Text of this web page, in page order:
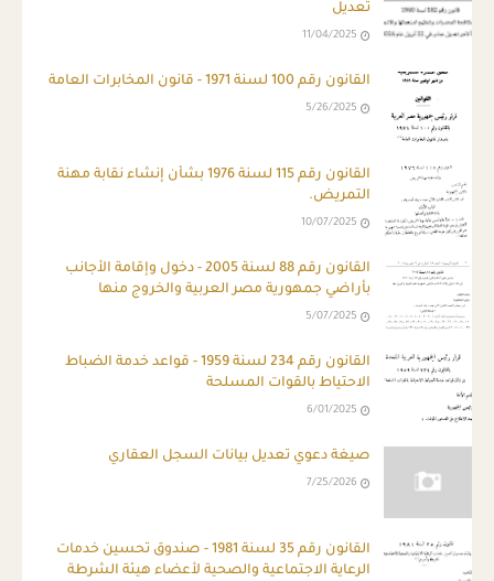
تعديل
11/04/2025
القانون رقم 100 لسنة 1971 - قانون المخابرات العامة
5/26/2025
القانون رقم 115 لسنة 1976 بشأن إنشاء نقابة مهنة
التمريض.
10/07/2025
القانون رقم 88 لسنة 2005 - دخول وإقامة الأجانب
بأراضي جمهورية مصر العربية والخروج منها
5/07/2025
القانون رقم 234 لسنة 1959 - قواعد خدمة الضباط
الاحتياط بالقوات المسلحة
6/01/2025
صيغة دعوي تعديل بيانات السجل العقاري
7/25/2026
القانون رقم 35 لسنة 1981 - صندوق تحسين خدمات
الرعاية الاجتماعية والصحية لأعضاء هيئة الشرطة